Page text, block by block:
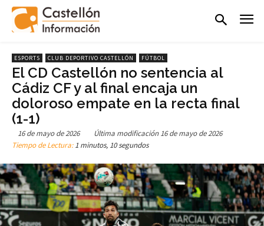
ESPORTS CLUB DEPORTIVO CASTELLÓN FÚTBOL
El CD Castellón no sentencia al
Cádiz CF y al final encaja un
doloroso empate en la recta final
(1-1)
16 de mayo de 2026 Última modificación 16 de mayo de 2026
Tiempo de Lectura:1 minutos, 10 segundos